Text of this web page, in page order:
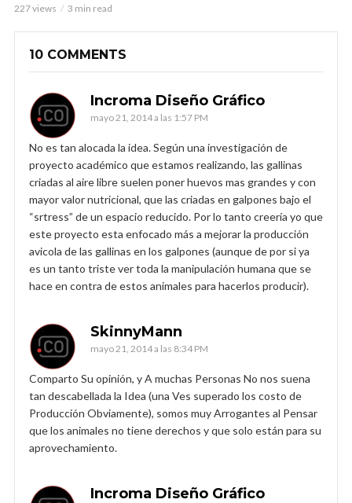
227 views 3 min read
10 COMMENTS
Incroma Diseño Gráfico
mayo 21, 2014 a las 1:57 PM
No es tan alocada la idea. Según una investigación de
proyecto académico que estamos realizando, las gallinas
criadas al aire libre suelen poner huevos mas grandes y con
mayor valor nutricional, que las criadas en galpones bajo el
“srtress” de un espacio reducido. Por lo tanto creería yo que
este proyecto esta enfocado más a mejorar la producción
avicola de las gallinas en los galpones (aunque de por si ya
es un tanto triste ver toda la manipulación humana que se
hace en contra de estos animales para hacerlos producir).
SkinnyMann
mayo 21, 2014 a las 8:34 PM
Comparto Su opinión, y A muchas Personas No nos suena
tan descabellada la Idea (una Ves superado los costo de
Producción Obviamente), somos muy Arrogantes al Pensar
que los animales no tiene derechos y que solo están para su
aprovechamiento.
Incroma Diseño Gráfico